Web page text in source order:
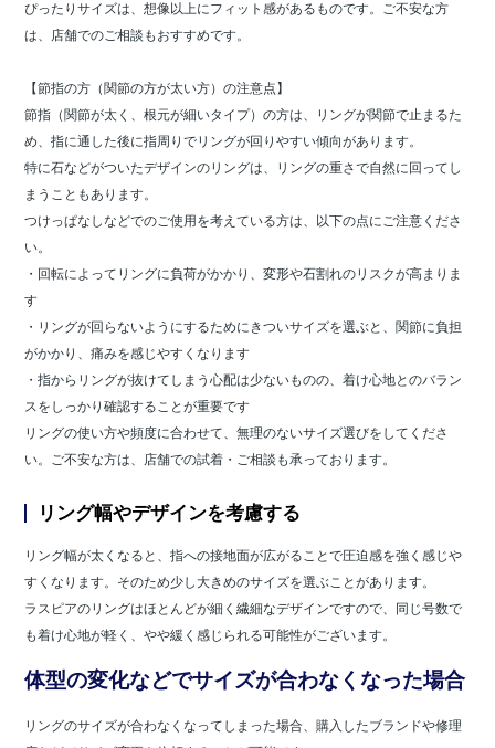
ぴったりサイズは、想像以上にフィット感があるものです。ご不安な方
は、店舗でのご相談もおすすめです。
【節指の方（関節の方が太い方）の注意点】
節指（関節が太く、根元が細いタイプ）の方は、リングが関節で止まるた
め、指に通した後に指周りでリングが回りやすい傾向があります。
特に石などがついたデザインのリングは、リングの重さで自然に回ってし
まうこともあります。
つけっぱなしなどでのご使用を考えている方は、以下の点にご注意くださ
い。
・回転によってリングに負荷がかかり、変形や石割れのリスクが高まりま
す
・リングが回らないようにするためにきついサイズを選ぶと、関節に負担
がかかり、痛みを感じやすくなります
・指からリングが抜けてしまう心配は少ないものの、着け心地とのバラン
スをしっかり確認することが重要です
リングの使い方や頻度に合わせて、無理のないサイズ選びをしてくださ
い。ご不安な方は、店舗での試着・ご相談も承っております。
リング幅やデザインを考慮する
リング幅が太くなると、指への接地面が広がることで圧迫感を強く感じや
すくなります。そのため少し大きめのサイズを選ぶことがあります。
ラスピアのリングはほとんどが細く繊細なデザインですので、同じ号数で
も着け心地が軽く、やや緩く感じられる可能性がございます。
体型の変化などでサイズが合わなくなった場合
リングのサイズが合わなくなってしまった場合、購入したブランドや修理